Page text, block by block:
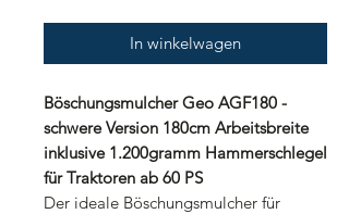
In winkelwagen
Böschungsmulcher Geo AGF180 -
schwere Version 180cm Arbeitsbreite
inklusive 1.200gramm Hammerschlegel
für Traktoren ab 60 PS
Der ideale Böschungsmulcher für